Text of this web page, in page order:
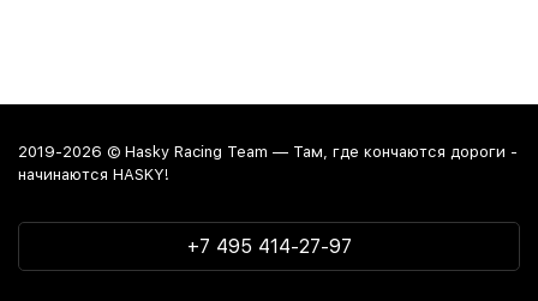
2019-2026 © Hasky Racing Team — Там, где кончаются дороги -
начинаются HASKY!
+7 495 414-27-97